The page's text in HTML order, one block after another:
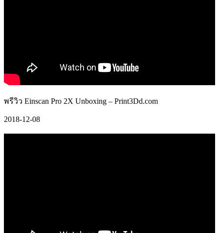
พรีวิว Einscan Pro 2X Unboxing – Print3Dd.com
2018-12-08